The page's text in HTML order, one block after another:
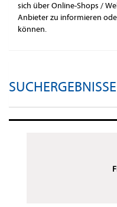
sich über Online-Shops /
Anbieter zu informieren
können.